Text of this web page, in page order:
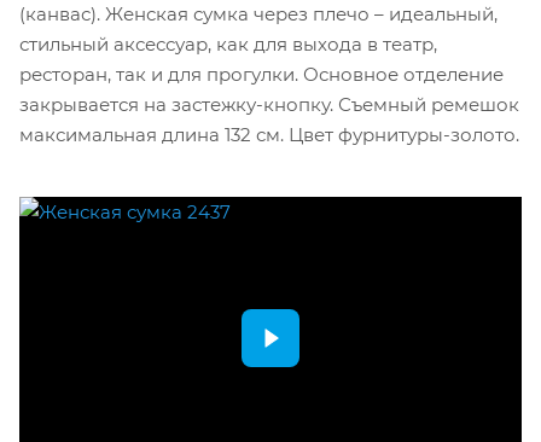
(канвас). Женская сумка через плечо – идеальный,
стильный аксессуар, как для выхода в театр,
ресторан, так и для прогулки. Основное отделение
закрывается на застежку-кнопку. Съемный ремешок
максимальная длина 132 см. Цвет фурнитуры-золото.